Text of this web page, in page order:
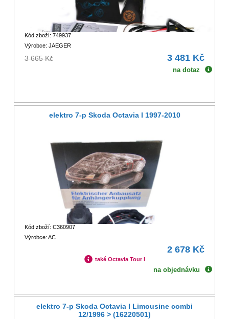
Kód zboží: 749937
Výrobce: JAEGER
3 665 Kč 3 481 Kč
na dotaz
elektro 7-p Skoda Octavia I 1997-2010
Kód zboží: C360907
Výrobce: AC
2 678 Kč
také Octavia Tour I
na objednávku
elektro 7-p Skoda Octavia I Limousine combi
12/1996 > (16220501)